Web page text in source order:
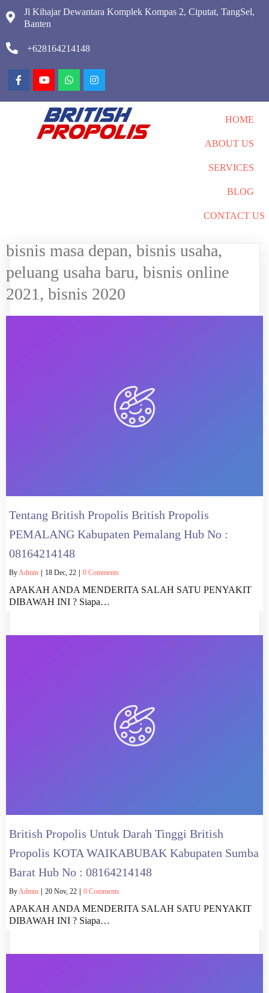
Jl Kihajar Dewantara Komplek Kompas 2, Ciputat, TangSel,
Banten
+628164214148
HOME
ABOUT US
SERVICES
BLOG
CONTACT US
bisnis masa depan, bisnis usaha,
peluang usaha baru, bisnis online
2021, bisnis 2020
Tentang British Propolis British Propolis
PEMALANG Kabupaten Pemalang Hub No :
08164214148
By Admin | 18 Dec, 22 | 0 Comments
APAKAH ANDA MENDERITA SALAH SATU PENYAKIT
DIBAWAH INI ? Siapa…
British Propolis Untuk Darah Tinggi British
Propolis KOTA WAIKABUBAK Kabupaten Sumba
Barat Hub No : 08164214148
ByAdmin 20 Nov, 22 0 Comments
APAKAH ANDA MENDERITA SALAH SATU PENYAKIT
DIBAWAH INI ? Siapa…